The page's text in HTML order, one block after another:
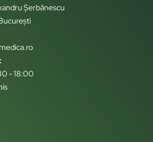
Șerbănescu
- 18:00